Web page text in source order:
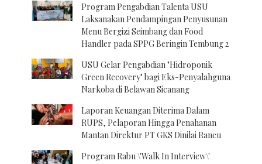
Program Pengabdian Talenta USU
Laksanakan Pendampingan Penyusunan
Menu Bergizi Seimbang dan Food
Handler pada SPPG Beringin Tembung 2
USU Gelar Pengabdian "Hidroponik
Green Recovery" bagi Eks-Penyalahguna
Narkoba di Belawan Sicanang
Laporan Keuangan Diterima Dalam
RUPS, Pelaporan Hingga Penahanan
Mantan Direktur PT GKS Dinilai Rancu
Program Rabu \'Walk In Interview\'